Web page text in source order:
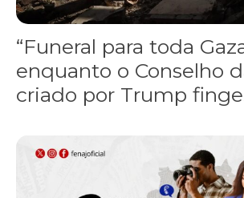
“Funeral para toda
enquanto o Conselho
criado por Trump
Assinada nova CCT de jornais e revistas